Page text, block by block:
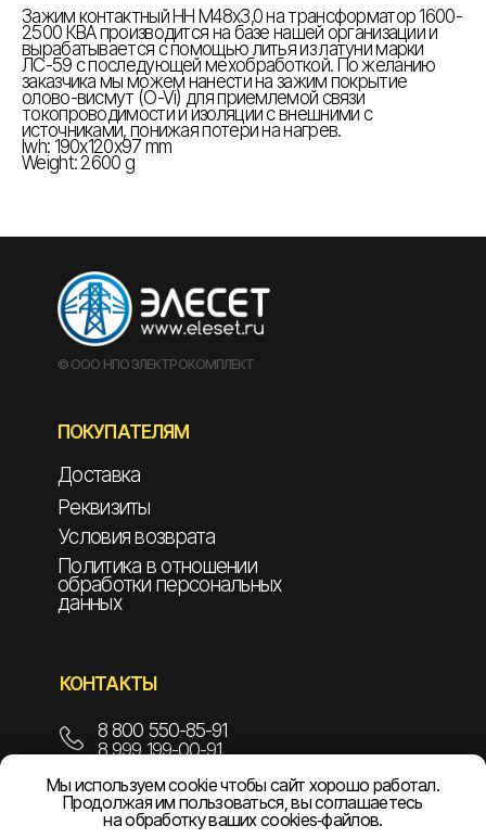
Зажим контактный НН М48х3,0 на трансформатор 1600-
2500 КВА производится на базе нашей организации и
вырабатывается с помощью литья из латуни марки
ЛС-59 с последующей мехобработкой. По желанию
заказчика мы можем нанести на зажим покрытие
олово-висмут (O-Vi) для приемлемой связи
токопроводимости и изоляции с внешними с
источниками, понижая потери на нагрев.
lwh: 190x120x97 mm
Weight: 2600 g
© ООО НПО ЭЛЕКТРОКОМПЛЕКТ
ПОКУПАТЕЛЯМ
Доставка
Реквизиты
Условия возврата
Политика в отношении
обработки персональных
данных
КОНТАКТЫ
info@npoelekom.ru
8 800 550-85-91
8 999 199-00-91
Мы используем cookie чтобы сайт хорошо работал.
Продолжая им пользоваться, вы соглашаетесь
на обработку ваших cookies‑файлов.